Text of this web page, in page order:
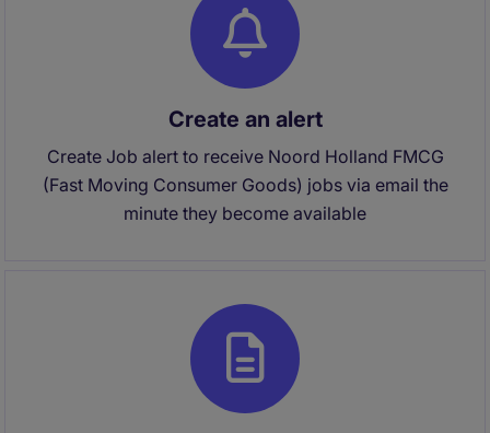
Create an alert
Create Job alert to receive Noord Holland FMCG
(Fast Moving Consumer Goods) jobs via email the
minute they become available